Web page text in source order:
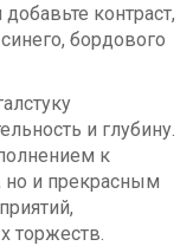
контраст,
бордового
и глубину.
к
и прекрасным
торжеств.